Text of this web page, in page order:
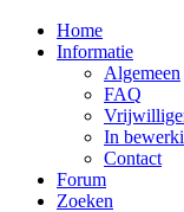
Home
Informatie
Algemeen
FAQ
In
Contact
Forum
Zoeken